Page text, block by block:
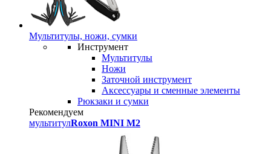
Мультитулы, ножи, сумки
Инструмент
Мультитулы
Ножи
Заточной инструмент
Аксессуары и сменные элементы
Рюкзаки и сумки
Рекомендуем
мультитулRoxon MINI M2